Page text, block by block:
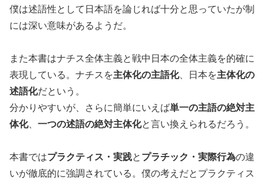
僕は述語性として日本語を論じれば十分と思っていたが制
には深い意味があるようだ。
また本書はナチス全体主義と戦中日本の全体主義を的確に
表現している。ナチスを主体化の主語化、日本を主体化の
述語化だという。
分かりやすいが、さらに簡単にいえば単一の主語の絶対主
体化、 一つの述語の絶対主体化と言い換えられるだろう。
本書ではプラクティス・実践と プラチック・実際行為の違
いが徹底的に強調されている。僕の考えだとプラクティス